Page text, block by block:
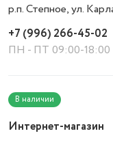
Разъем штекера
Тип акустического
оформления
р.п. Степное, ул.
+7 (996) 266-45-02
ПН - ПТ 09:00-18:00
Интернет-магазин
В наличии